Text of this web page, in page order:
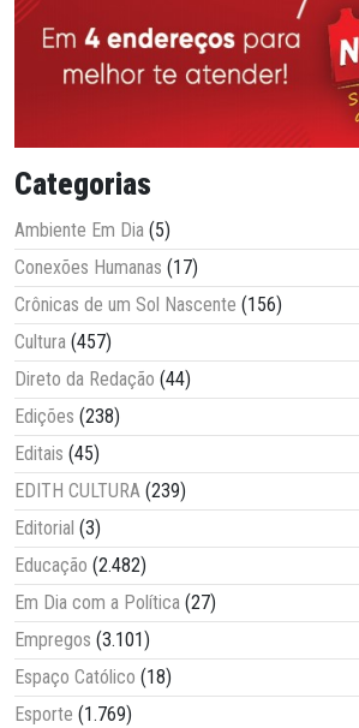
Categorias
Ambiente Em Dia (5)
Conexões Humanas (17)
Crônicas de um Sol Nascente (156)
Cultura (457)
Direto da Redação (44)
Edições (238)
Editais (45)
EDITH CULTURA (239)
Editorial (3)
Educação (2.482)
Em Dia com a Política (27)
Empregos (3.101)
Espaço Católico (18)
Esporte (1.769)